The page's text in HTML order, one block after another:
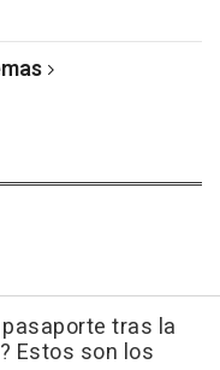
tras la
Estos son los